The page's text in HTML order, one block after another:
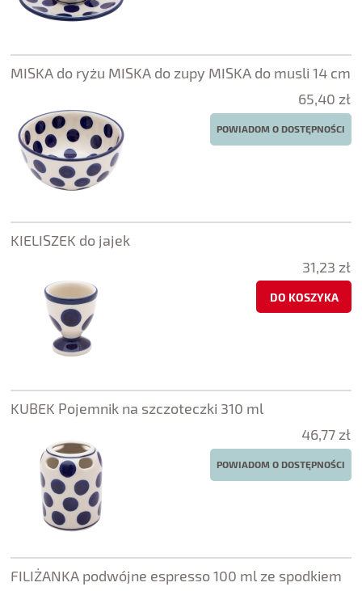
MISKA do ryżu MISKA do zupy MISKA do musli 14 cm
65,40 zł
POWIADOM O DOSTĘPNOŚCI
KIELISZEK do jajek
31,23 zł
DO KOSZYKA
KUBEK Pojemnik na szczoteczki 310 ml
46,77 zł
POWIADOM O DOSTĘPNOŚCI
FILIŻANKA podwójne espresso 100 ml ze spodkiem